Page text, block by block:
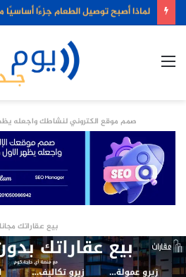
لماذا أصبح توصيل الطعام جزءًا أساسيًا
صمم موقع الكتروني لنشاطك واجعله
بيع عقاراتك مجانا